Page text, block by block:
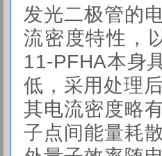
发光二极管的
流密度特性，
11-PFHA本身
低，采用处理
其电流密度略
子点间能量耗